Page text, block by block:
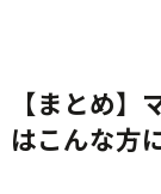
【まとめ
はこんな方